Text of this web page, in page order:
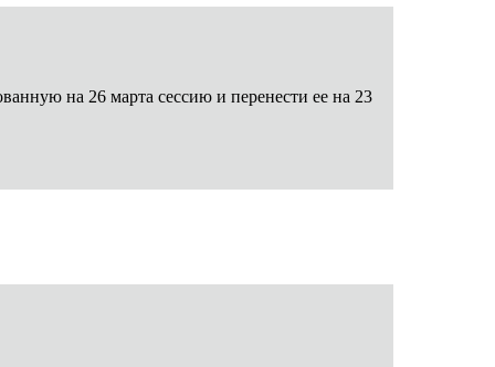
на 26 марта сессию и перенести ее на 23